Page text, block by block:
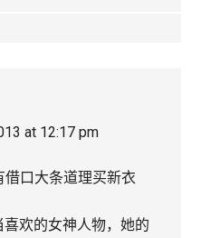
at 12:17 pm
口大条道理买新衣
喜欢的女神人物，她的